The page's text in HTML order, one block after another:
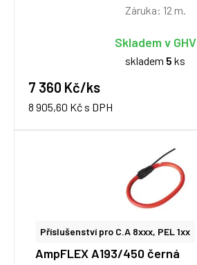
Záruka: 12 m.
Skladem v GHV
skladem 5 ks
7 360 Kč/ks
8 905,60 Kč s DPH
Příslušenství pro C.A 8xxx, PEL 1xx
AmpFLEX A193/450 černá